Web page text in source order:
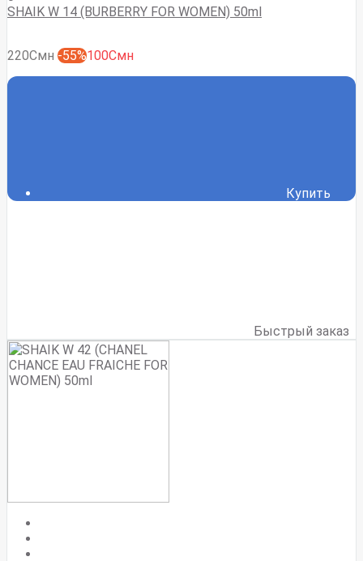
SHAIK W 14 (BURBERRY FOR WOMEN) 50ml
220Смн -55%100Смн
Купить
Быстрый заказ